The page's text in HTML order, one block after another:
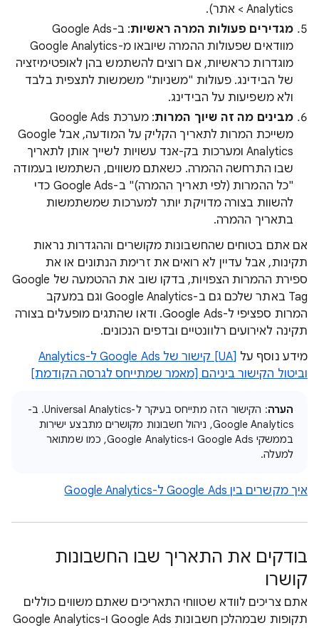
Analytics > אתר).
מגדירים פעולות המרה ראשיות
: ב-Google Ads
מוודאים שפעולות ההמרה שיובאו מ-Google Analytics
מוגדרות כראשיות, אם רוצים להשתמש בהן לאופטימיזציה
של הבידינג. פעולות "משניות" משמשות לתצפית בלבד
ולא משפיעות על הבידינג.
מבינים מה זה שיוך המרות
: מערכת Google Ads
משייכת המרות לתאריך הקליק על המודעה, אבל Google
Analytics ומערכות בק-אנד עשויות לשייך אותן לתאריך
שבו התרחשה ההמרה. כשאתם משווים, השתמשו בעמודה
"כל ההמרות (לפי תאריך ההמרה)" ב-Google Ads כדי
להשוות בצורה מדויקת יותר למערכות שמשתמשות
בתאריך ההמרה.
אם אתם בטוחים שהחשבונות מקושרים וההגדרות נראות
תקינות, אבל עדיין לא רואים את זרימת הנתונים או את
ספירת ההמרות הצפויות, בדקו שוב את ההטמעה של Google
Tag באתר שלכם גם ב-Google Analytics וגם במעקב
המרות ספציפי ל-Google Ads. ודאו שהתגים מופעלים בצורה
תקינה לאירועים רלוונטיים ובדפים הנכונים.
מידע נוסף על
[UA] קישור של Google Ads ל-Analytics
וביטול הקישור ביניהם [מאמר שמתייחס לגרסה הקודמת]
הערה
: הקישור הזה מתייחס בעיקר ל-Universal Analytics. ב-
Google Analytics, ניהול חשבונות מקושרים מתבצע ישירות
בממשקי Google Ads ו-Google Analytics, כמו שמתואר
למעלה.
איך מקשרים בין Google Ads ל-Google Analytics
בודקים את התאריך שבו החשבונות
קושרו
אתם צריכים לוודא שטווחי התאריכים שאתם משווים כוללים
תקופות שבמהלכן חשבונות Google Ads ו-Google Analytics